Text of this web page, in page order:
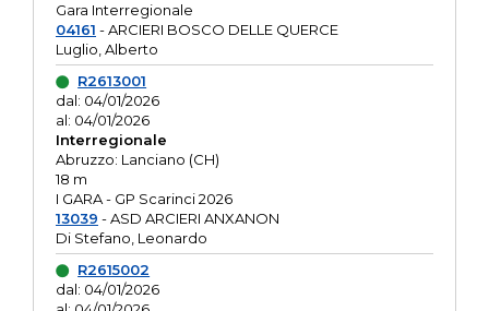
Gara Interregionale
04161 - ARCIERI BOSCO DELLE QUERCE
Luglio, Alberto
R2613001
dal: 04/01/2026
al: 04/01/2026
Interregionale
Abruzzo: Lanciano (CH)
18 m
I GARA - GP Scarinci 2026
13039 - ASD ARCIERI ANXANON
Di Stefano, Leonardo
R2615002
dal: 04/01/2026